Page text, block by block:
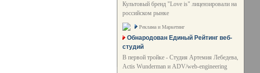
Культовый бренд "Love is" лицензировали на
российском рынке
Реклама и Маркетинг
Обнародован Единый Рейтинг веб-
студий
В первой тройке - Студия Артемия Лебедева,
Actis Wunderman и ADV/web-engineering